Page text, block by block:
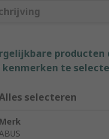
producten
te
selecteren
Merk